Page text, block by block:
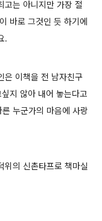
고는 아니지만 가장 절
바로 그것인 듯 하기에
.
은 이책을 전 남자친구
지 않아 내어 놓는다고
누군가의 마음에 사랑
위의 신촌타프로 책마실